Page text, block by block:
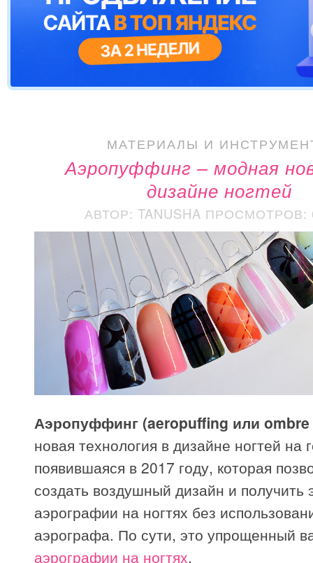
МАТЕРИАЛЫ И
Аэропуффинг – модная
дизайне ногтей
АВТОР: TANUSHA ПРОСМОТРОВ:
Аэропуффинг (aeropuffing или
новая технология в дизайне ногтей на
появившаяся в 2017 году, которая
создать воздушный дизайн и получить
аэрографии на ногтях без
аэрографа. По сути, это упрощенный
аэрографии на ногтях.